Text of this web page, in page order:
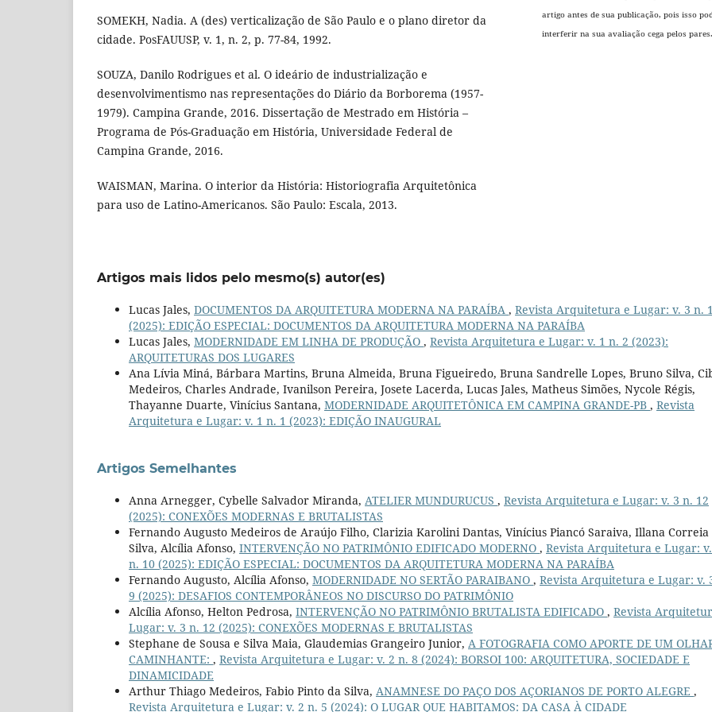
SOMEKH, Nadia. A (des) verticalização de São Paulo e o plano diretor da
cidade. PosFAUUSP, v. 1, n. 2, p. 77-84, 1992.
SOUZA, Danilo Rodrigues et al. O ideário de industrialização e
desenvolvimentismo nas representações do Diário da Borborema (1957-
1979). Campina Grande, 2016. Dissertação de Mestrado em História –
Programa de Pós-Graduação em História, Universidade Federal de
Campina Grande, 2016.
WAISMAN, Marina. O interior da História: Historiografia Arquitetônica
para uso de Latino-Americanos. São Paulo: Escala, 2013.
artigo antes de sua publicação, pois isso
interferir na sua avaliação cega pelos pares.
Artigos mais lidos pelo mesmo(s) autor(es)
Lucas Jales, DOCUMENTOS DA ARQUITETURA MODERNA NA PARAÍBA , Revista Arquitetura e Lugar: v. 3 n.
(2025): EDIÇÃO ESPECIAL: DOCUMENTOS DA ARQUITETURA MODERNA NA PARAÍBA
Lucas Jales, MODERNIDADE EM LINHA DE PRODUÇÃO , Revista Arquitetura e Lugar: v. 1 n. 2 (2023):
ARQUITETURAS DOS LUGARES
Ana Lívia Miná, Bárbara Martins, Bruna Almeida, Bruna Figueiredo, Bruna Sandrelle Lopes, Bruno Silva,
Medeiros, Charles Andrade, Ivanilson Pereira, Josete Lacerda, Lucas Jales, Matheus Simões, Nycole Régis,
Thayanne Duarte, Vinícius Santana, MODERNIDADE ARQUITETÔNICA EM CAMPINA GRANDE-PB , Revista
Arquitetura e Lugar: v. 1 n. 1 (2023): EDIÇÃO INAUGURAL
Artigos Semelhantes
Anna Arnegger, Cybelle Salvador Miranda, ATELIER MUNDURUCUS , Revista Arquitetura e Lugar: v. 3 n. 12
(2025): CONEXÕES MODERNAS E BRUTALISTAS
Fernando Augusto Medeiros de Araújo Filho, Clarizia Karolini Dantas, Vinícius Piancó Saraiva, Illana Correia
Silva, Alcília Afonso, INTERVENÇÃO NO PATRIMÔNIO EDIFICADO MODERNO , Revista Arquitetura e Lugar:
n. 10 (2025): EDIÇÃO ESPECIAL: DOCUMENTOS DA ARQUITETURA MODERNA NA PARAÍBA
Fernando Augusto, Alcília Afonso, MODERNIDADE NO SERTÃO PARAIBANO , Revista Arquitetura e Lugar: v.
9 (2025): DESAFIOS CONTEMPORÂNEOS NO DISCURSO DO PATRIMÔNIO
Alcília Afonso, Helton Pedrosa, INTERVENÇÃO NO PATRIMÔNIO BRUTALISTA EDIFICADO , Revista
Lugar: v. 3 n. 12 (2025): CONEXÕES MODERNAS E BRUTALISTAS
Stephane de Sousa e Silva Maia, Glaudemias Grangeiro Junior, A FOTOGRAFIA COMO APORTE DE UM
CAMINHANTE: , Revista Arquitetura e Lugar: v. 2 n. 8 (2024): BORSOI 100: ARQUITETURA, SOCIEDADE E
DINAMICIDADE
Arthur Thiago Medeiros, Fabio Pinto da Silva, ANAMNESE DO PAÇO DOS AÇORIANOS DE PORTO ALEGRE ,
Revista Arquitetura e Lugar: v. 2 n. 5 (2024): O LUGAR QUE HABITAMOS: DA CASA À CIDADE